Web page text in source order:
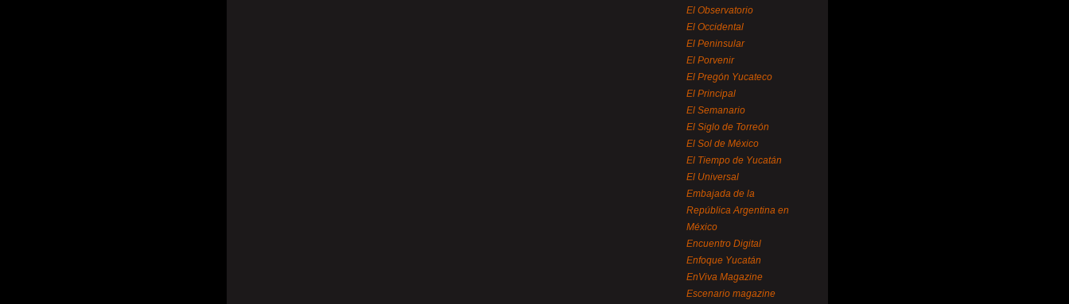
El Observatorio
El Occidental
El Peninsular
El Porvenir
El Pregón Yucateco
El Principal
El Semanario
El Siglo de Torreón
El Sol de México
El Tiempo de Yucatán
El Universal
Embajada de la
República Argentina en
México
Encuentro Digital
Enfoque Yucatán
EnViva Magazine
Escenario magazine